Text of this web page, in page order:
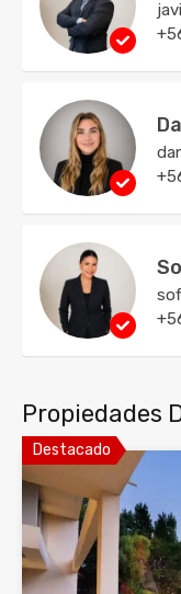
Propiedades
Destacado